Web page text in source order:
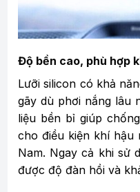
Độ bền cao, phù hợp
Lưỡi silicon có khả
gãy dù phơi nắng lâu
liệu bền bỉ giúp
cho điều kiện khí hậu
Nam. Ngay cả khi sử
được độ đàn hồi và